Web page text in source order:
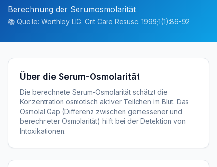
Berechnung der Serumosmolarität
📚 Quelle: Worthley LIG. Crit Care Resusc. 1999;1(1):86-92
Über die Serum-Osmolarität
Die berechnete Serum-Osmolarität schätzt die
Konzentration osmotisch aktiver Teilchen im Blut. Das
Osmolal Gap (Differenz zwischen gemessener und
berechneter Osmolarität) hilft bei der Detektion von
Intoxikationen.